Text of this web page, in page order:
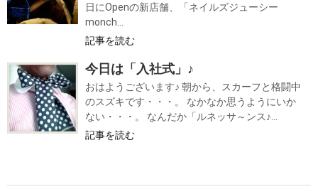
日にOpenの新店舗、「ネイルズジューシー
monch...
記事を読む
今日は「入社式」♪
おはようございます♪ 朝から、スカーフと格闘中
のスズキです・・・。 なかなか思うようにいか
ない・・・。 なんだか「ルネッサ～ンス♪...
記事を読む